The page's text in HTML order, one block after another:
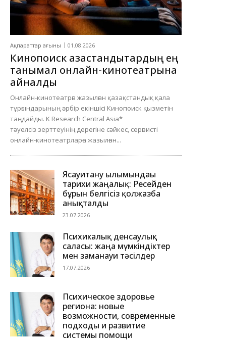
Ақпараттар ағыны 01.08.2026
Кинопоиск қазақстандықтардың ең
танымал онлайн-кинотеатрына
айналды
Онлайн-кинотеатрға жазылған қазақстандық қала
тұрғындарының әрбір екіншісі Кинопоиск қызметін
таңдайды. K Research Central Asia*
тәуелсіз зерттеуінің дерегіне сәйкес, сервисті
онлайн-кинотеатрларға жазылған...
Ясауитану ғылымындағы
тарихи жаңалық: Ресейден
бұрын белгісіз қолжазба
анықталды
23.07.2026
Психикалық денсаулық
саласы: жаңа мүмкіндіктер
мен заманауи тәсілдер
17.07.2026
Психическое здоровье
региона: новые
возможности, современные
подходы и развитие
системы помощи